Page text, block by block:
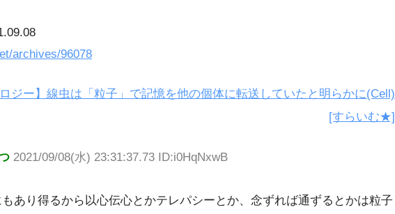
archives/96078
ロジー】線虫は「粒子」で記憶を他の個体に転送していたと明らかに(Cell)
[すらいむ★]
2021/09/08(水) 23:31:37.73 ID:i0HqNxwB
あり得るから以心伝心とかテレパシーとか、念ずれば通ずるとかは粒子